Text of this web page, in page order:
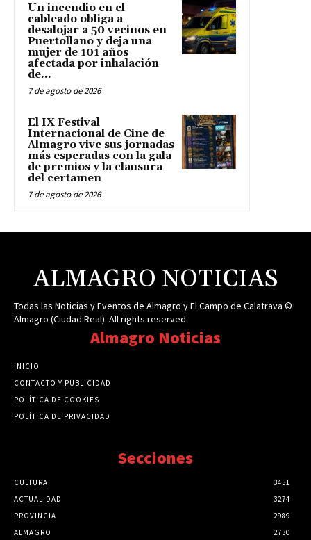
Un incendio en el
cableado obliga a
desalojar a 50 vecinos en
Puertollano y deja una
mujer de 101 años
afectada por inhalación
de...
7 de agosto de 2026
El IX Festival
Internacional de Cine de
Almagro vive sus jornadas
más esperadas con la gala
de premios y la clausura
del certamen
7 de agosto de 2026
ALMAGRO NOTICIAS
Todas las Noticias y Eventos de Almagro y El Campo de Calatrava ©
Almagro (Ciudad Real). All rights reserved.
Almagro Noticias
INICIO
CONTACTO Y PUBLICIDAD
POLÍTICA DE COOKIES
POLÍTICA DE PRIVACIDAD
Secciones
CULTURA
3451
ACTUALIDAD
3274
PROVINCIA
2989
ALMAGRO
2730